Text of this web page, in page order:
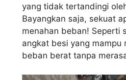
yang tidak tertandingi
Bayangkan saja, sekuat
menahan beban! Seperti
angkat besi yang mampu
beban berat tanpa